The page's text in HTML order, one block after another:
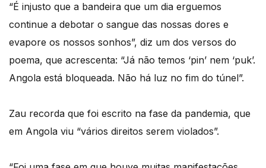
“É injusto que a bandeira que um dia erguemos
continue a debotar o sangue das nossas dores e
evapore os nossos sonhos”, diz um dos versos do
poema, que acrescenta: “Já não temos ‘pin’ nem ‘puk’.
Angola está bloqueada. Não há luz no fim do túnel”.
Zau recorda que foi escrito na fase da pandemia, que
em Angola viu “vários direitos serem violados”.